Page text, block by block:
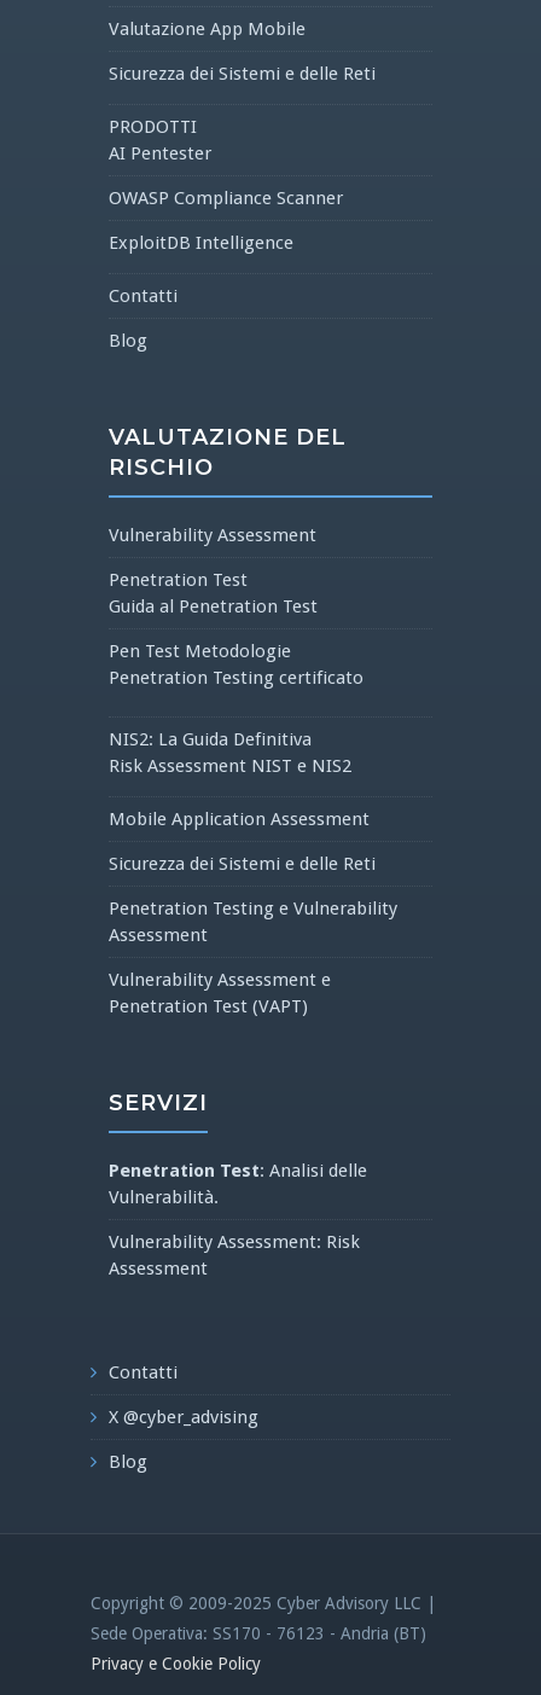
Valutazione App Mobile
Sicurezza dei Sistemi e delle Reti
PRODOTTI
AI Pentester
OWASP Compliance Scanner
ExploitDB Intelligence
Contatti
Blog
VALUTAZIONE DEL
RISCHIO
Vulnerability Assessment
Penetration Test
Guida al Penetration Test
Pen Test Metodologie
Penetration Testing certificato
NIS2: La Guida Definitiva
Risk Assessment NIST e NIS2
Mobile Application Assessment
Sicurezza dei Sistemi e delle Reti
Penetration Testing e Vulnerability
Assessment
Vulnerability Assessment e
Penetration Test (VAPT)
SERVIZI
Penetration Test: Analisi delle
Vulnerabilità.
Vulnerability Assessment: Risk
Assessment
Contatti
X @cyber_advising
Blog
Copyright © 2009-2025 Cyber Advisory LLC |
Sede Operativa: SS170 - 76123 - Andria (BT)
Privacy e Cookie Policy